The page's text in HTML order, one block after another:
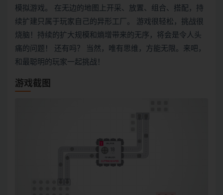
模拟游戏。 在无边的地图上开采、放置、组合、搭配，持
续扩建只属于玩家自己的异形工厂。 游戏很轻松，挑战很
烧脑！持续的扩大规模和熵增带来的无序，将会是令人头
痛的问题！ 还有吗？ 当然，唯有思维，方能无限。来吧，
和最聪明的玩家一起挑战！
游戏截图